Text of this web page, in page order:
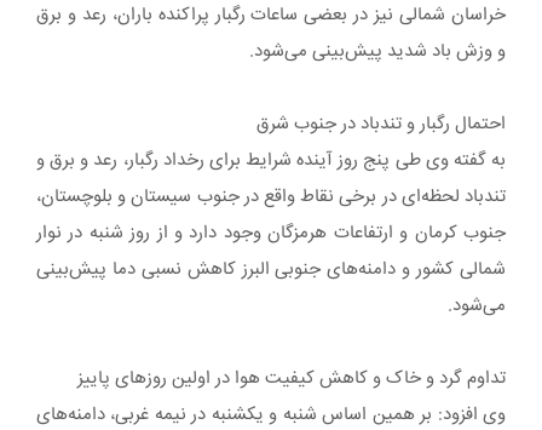
خراسان شمالی نیز در بعضی ساعات رگبار پراکنده باران، رعد و برق
و وزش باد شدید پیش‌بینی می‌شود.
احتمال رگبار و تندباد ‌در جنوب شرق
به گفته وی طی پنج روز آینده شرایط برای رخداد رگبار، رعد و برق و
تندباد لحظه‌ای در برخی نقاط واقع در جنوب سیستان و بلوچستان،
جنوب کرمان و ارتفاعات هرمزگان وجود دارد و از روز شنبه در نوار
شمالی کشور و دامنه‌های جنوبی البرز کاهش نسبی دما پیش‌بینی
می‌شود.
تداوم گرد و خاک و کاهش کیفیت هوا در اولین روزهای پاییز
وی افزود: بر همین اساس شنبه و یکشنبه در نیمه غربی، دامنه‌های